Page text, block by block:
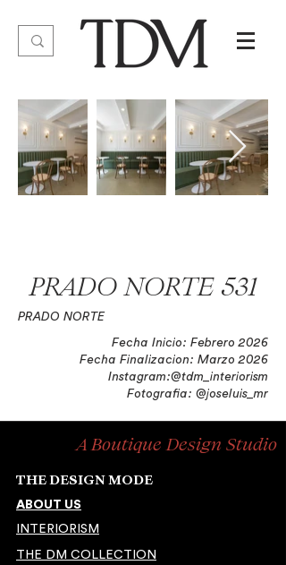
PRADO NORTE 531
PRADO NORTE
Fecha Inicio: Febrero 2026
Fecha Finalizacion: Marzo 2026
Instagram:@tdm_interiorism
Fotografia: @joseluis_mr
A Boutique Design Studio
THE DESIGN MODE
ABOUT US
INTERIORISM
THE DM COLLECTION